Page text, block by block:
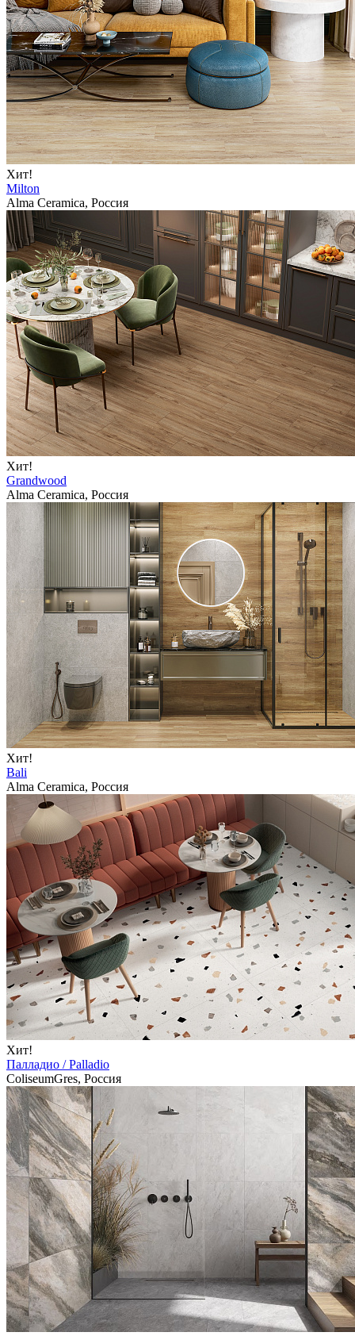
Хит!
Milton
Alma Ceramica, Россия
Хит!
Grandwood
Alma Ceramica, Россия
Хит!
Bali
Alma Ceramica, Россия
Хит!
Палладио / Palladio
ColiseumGres, Россия